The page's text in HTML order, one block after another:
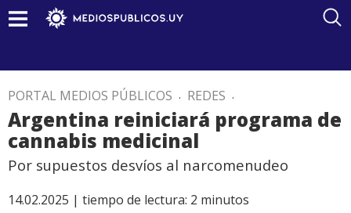
PORTAL MEDIOS PÚBLICOS . REDES .
Argentina reiniciará programa de
cannabis medicinal
Por supuestos desvíos al narcomenudeo
14.02.2025 | tiempo de lectura: 2 minutos